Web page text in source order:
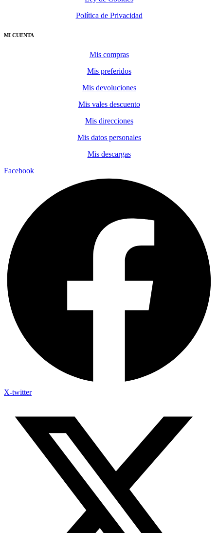
Política de Privacidad
MI CUENTA
Mis compras
Mis preferidos
Mis devoluciones
Mis vales descuento
Mis direcciones
Mis datos personales
Mis descargas
Facebook
X-twitter